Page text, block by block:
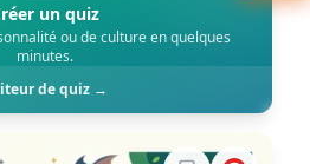
un quiz
ou de culture en quelques
minutes.
de quiz →